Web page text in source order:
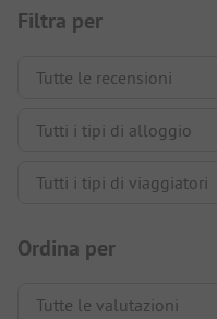
Filtra per
Ordina per